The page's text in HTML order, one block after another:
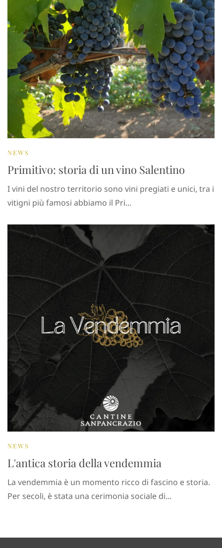
NEWS
Primitivo: storia di un vino Salentino
I vini del nostro territorio sono vini pregiati e unici, tra i
vitigni più famosi abbiamo il Pri...
NEWS
L'antica storia della vendemmia
La vendemmia è un momento ricco di fascino e storia.
Per secoli, è stata una cerimonia sociale di...